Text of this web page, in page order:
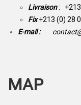
Livraison: +213
Fix +213 (0) 28
E-mail :
MAP